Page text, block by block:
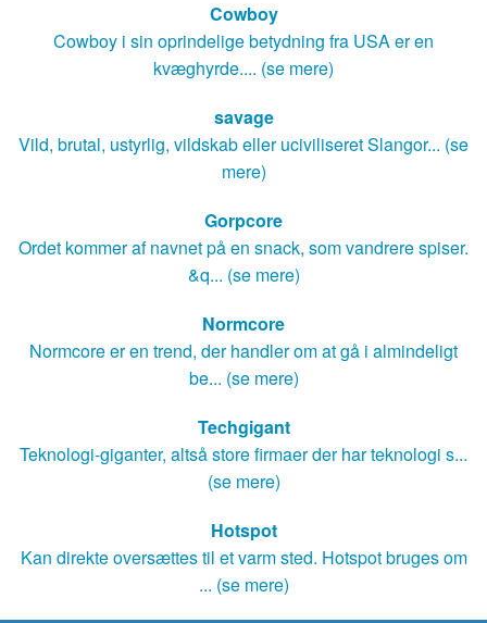
Cowboy
Cowboy i sin oprindelige betydning fra USA er en
kvæghyrde.... (se mere)
savage
Vild, brutal, ustyrlig, vildskab eller uciviliseret Slangor... (se
mere)
Gorpcore
Ordet kommer af navnet på en snack, som vandrere spiser.
&q... (se mere)
Normcore
Normcore er en trend, der handler om at gå i almindeligt
be... (se mere)
Techgigant
Teknologi-giganter, altså store firmaer der har teknologi s...
(se mere)
Hotspot
Kan direkte oversættes til et varm sted. Hotspot bruges om
... (se mere)